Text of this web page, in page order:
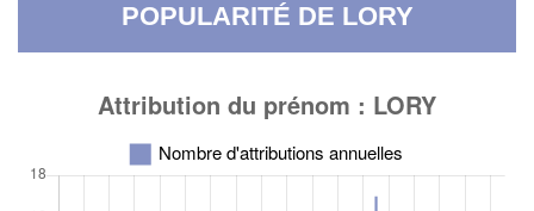
POPULARITÉ DE LORY